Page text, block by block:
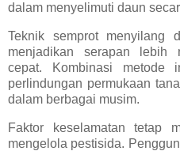
dalam menyelimuti daun
Teknik semprot menyilang
menjadikan serapan lebih
cepat. Kombinasi metode
perlindungan permukaan
dalam berbagai musim.
Faktor keselamatan tetap
mengelola pestisida.